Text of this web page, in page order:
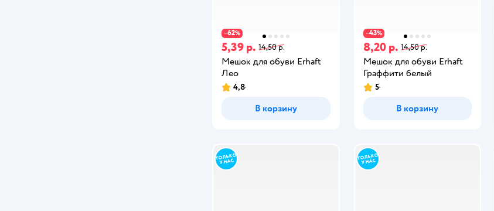
−62%
5,39 р. 14,50 р.
Мешок для обуви Erhaft
Лео
4,8
В корзину
−43%
8,20 р. 14,50 р.
Мешок для обуви Erhaft
Граффити белый
5
В корзину